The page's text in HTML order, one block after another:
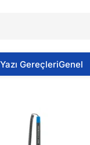
Yazı GereçleriGenel